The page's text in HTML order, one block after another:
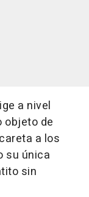
a nivel
objeto de
a los
su única
sin